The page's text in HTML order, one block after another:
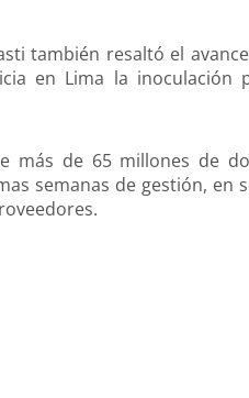
también resaltó el
en Lima la inoculación
más de 65 millones de
semanas de gestión, en